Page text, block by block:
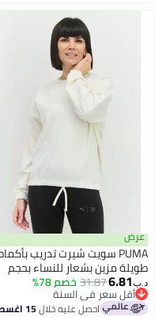
PUMA سويت شيرت تدريب بأكمام
مزين بشعار للنساء بحجم
أبيض31.87خصم 78%
سعر في السنة
سعر في السنة
احصل عليه خلال15 اغسطس